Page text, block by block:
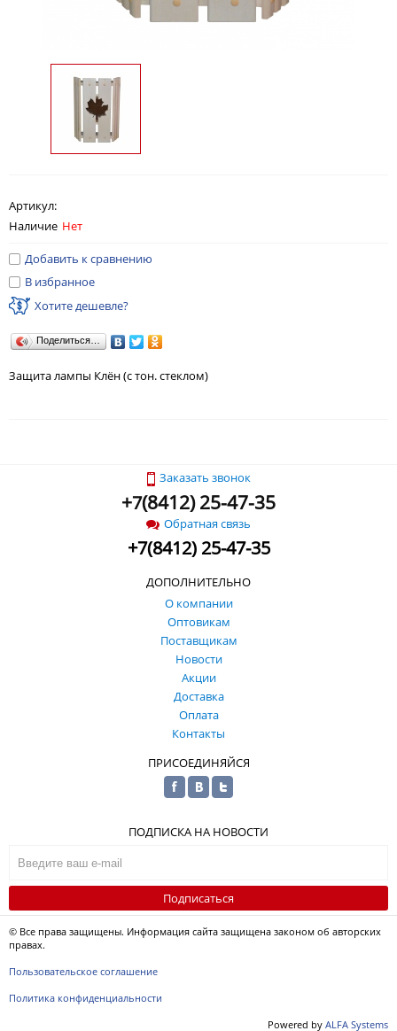
Артикул:
Наличие Нет
Добавить к сравнению
В избранное
Хотите дешевле?
Поделиться…
Защита лампы Клён (с тон. стеклом)
Заказать звонок
+7(8412) 25-47-35
Обратная связь
+7(8412) 25-47-35
ДОПОЛНИТЕЛЬНО
О компании
Оптовикам
Поставщикам
Новости
Акции
Доставка
Оплата
Контакты
ПРИСОЕДИНЯЙСЯ
ПОДПИСКА НА НОВОСТИ
Подписаться
© Все права защищены. Информация сайта защищена законом об авторских
правах.
Пользовательское соглашение
Политика конфиденциальности
Powered by ALFA Systems